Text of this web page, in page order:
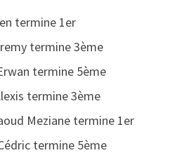
termine 1er
termine 3ème
termine 5ème
termine 3ème
Meziane termine 1er
termine 5ème